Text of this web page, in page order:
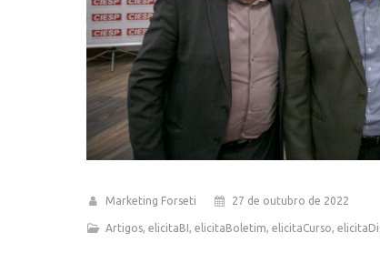
Marketing Forseti 27 de outubro de 2022
Artigos elicitaBI elicitaBoletim elicitaCurso